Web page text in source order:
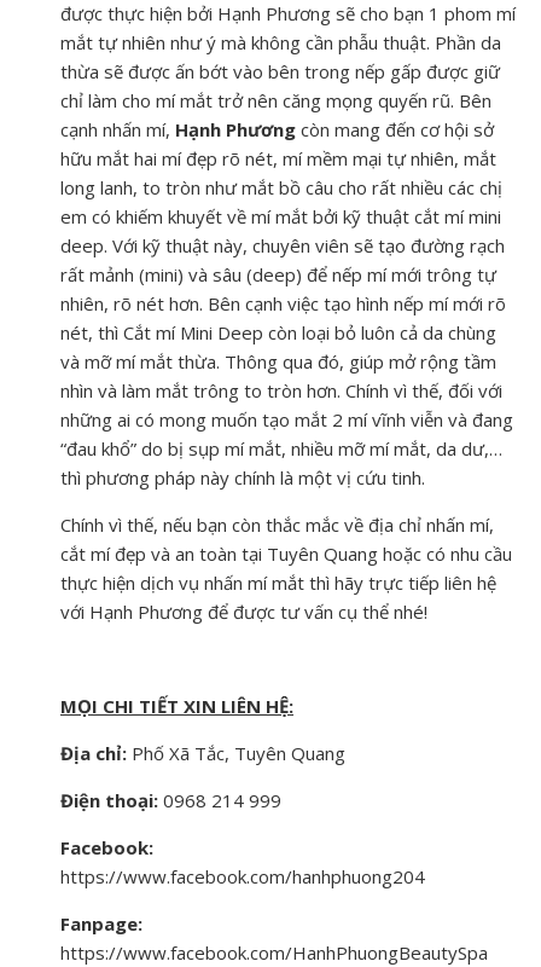
được thực hiện bởi Hạnh Phương sẽ cho bạn 1 phom mí
mắt tự nhiên như ý mà không cần phẫu thuật. Phần da
thừa sẽ được ấn bớt vào bên trong nếp gấp được giữ
chỉ làm cho mí mắt trở nên căng mọng quyến rũ. Bên
cạnh nhấn mí, Hạnh Phương còn mang đến cơ hội sở
hữu mắt hai mí đẹp rõ nét, mí mềm mại tự nhiên, mắt
long lanh, to tròn như mắt bồ câu cho rất nhiều các chị
em có khiếm khuyết về mí mắt bởi kỹ thuật cắt mí mini
deep. Với kỹ thuật này, chuyên viên sẽ tạo đường rạch
rất mảnh (mini) và sâu (deep) để nếp mí mới trông tự
nhiên, rõ nét hơn. Bên cạnh việc tạo hình nếp mí mới rõ
nét, thì Cắt mí Mini Deep còn loại bỏ luôn cả da chùng
và mỡ mí mắt thừa. Thông qua đó, giúp mở rộng tầm
nhìn và làm mắt trông to tròn hơn. Chính vì thế, đối với
những ai có mong muốn tạo mắt 2 mí vĩnh viễn và đang
“đau khổ” do bị sụp mí mắt, nhiều mỡ mí mắt, da dư,…
thì phương pháp này chính là một vị cứu tinh.
Chính vì thế, nếu bạn còn thắc mắc về địa chỉ nhấn mí,
cắt mí đẹp và an toàn tại Tuyên Quang hoặc có nhu cầu
thực hiện dịch vụ nhấn mí mắt thì hãy trực tiếp liên hệ
với Hạnh Phương để được tư vấn cụ thể nhé!
MỌI CHI TIẾT XIN LIÊN HỆ:
Địa chỉ: Phố Xã Tắc, Tuyên Quang
Điện thoại: 0968 214 999
Facebook:
https://www.facebook.com/hanhphuong204
Fanpage:
https://www.facebook.com/HanhPhuongBeautySpa